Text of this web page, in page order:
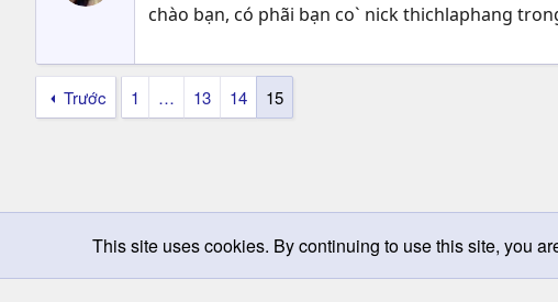
chào bạn, có phãi bạn co` nick thichlaphang
Trước 1 … 13 14 15
Chọn giao diện Change width
This site uses cookies. By continuing to use this site, you